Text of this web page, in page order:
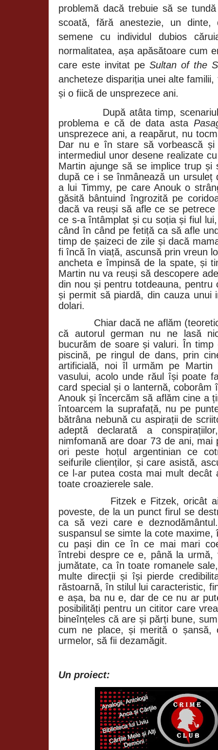
problemă dacă trebuie să se
scoată, fără anestezie, un
semene cu individul dubios
normalitatea, așa apăsătoare cum
care este invitat pe Sultan of the
ancheteze dispariția unei alte
și o fiică de unsprezece ani.
După atâta timp,
problema e că de data asta
unsprezece ani, a reapărut, nu
Dar nu e în stare să vorbească și
intermediul unor desene realizate
Martin ajunge să se implice trup și
după ce i se înmânează un ursuleț
a lui Timmy, pe care Anouk o
găsită bântuind îngrozită pe
dacă va reuși să afle ce se
ce s-a întâmplat și cu soția și fiul
când în când pe fetiță ca să afle
timp de șaizeci de zile și dacă
fi încă în viață, ascunsă prin vreun
ancheta e împinsă de la spate, și
Martin nu va reuși să descopere
din nou și pentru totdeauna, pentru
și permit să piardă, din cauza unui
dolari.
Chiar dacă ne aflăm
că autorul german nu ne lasă
bucurăm de soare și valuri. În
piscină, pe ringul de dans, prin
artificială, noi îl urmăm pe Martin
vasului, acolo unde răul își poate
card special și o lanternă, coborâm
Anouk și încercăm să aflăm cine a
întoarcem la suprafață, nu pe
bătrâna nebună cu aspirații de
adeptă declarată a
nimfomană are doar 73 de ani, mai
ori peste hoțul argentinian ce
seifurile clienților, și care asistă,
ce l-ar putea costa mai mult decât
toate croazierele sale.
Fitzek e Fitzek, oricât ai
poveste, de la un punct firul se
ca să vezi care e
suspansul se simte la cote
cu pași din ce în ce mai mari
întrebi despre ce e, până la
jumătate, ca în toate romanele
multe direcții și își pierde
răstoarnă, în stilul lui caracteristic,
e așa, ba nu e, dar de ce nu ar
posibilități pentru un cititor care
bineînțeles că are și părți bune,
cum ne place, și merită o șansă,
urmelor, să fii dezamăgit.
Un proiect: